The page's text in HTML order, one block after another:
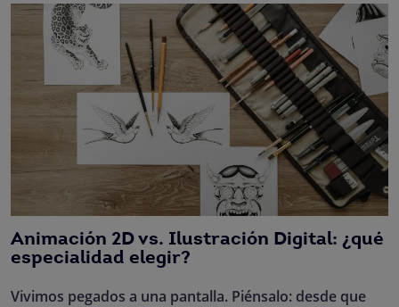
Animación 2D vs. Ilustración Digital: ¿qué
especialidad elegir?
Vivimos pegados a una pantalla. Piénsalo: desde que